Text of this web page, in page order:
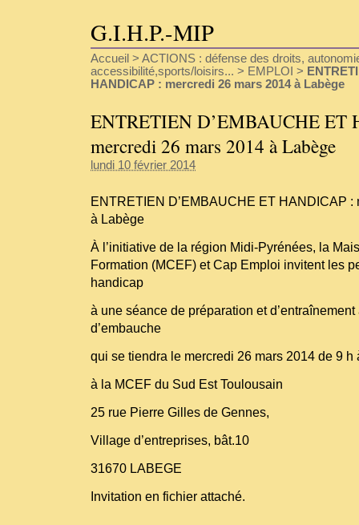
G.I.H.P.-MIP
Accueil > ACTIONS : défense des droits,
accessibilité,sports/loisirs... > EMPLOI >
HANDICAP : mercredi 26 mars 2014 à Labège
ENTRETIEN D’EMBAUCHE ET
mercredi 26 mars 2014 à Labège
lundi 10 février 2014
ENTRETIEN D’EMBAUCHE ET HANDICAP :
à Labège
À l’initiative de la région Midi-Pyrénées, la
Formation (MCEF) et Cap Emploi invitent les
handicap
à une séance de préparation et d’entraînement
d’embauche
qui se tiendra le mercredi 26 mars 2014 de 9 h
à la MCEF du Sud Est Toulousain
25 rue Pierre Gilles de Gennes,
Village d’entreprises, bât.10
31670 LABEGE
Invitation en fichier attaché.